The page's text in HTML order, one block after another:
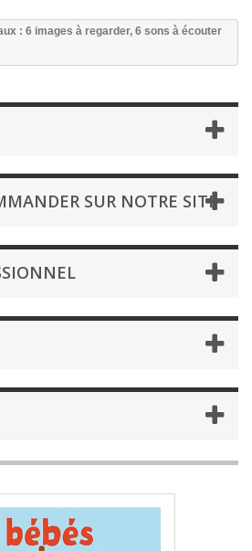
: 6 images à regarder, 6 sons à écouter
SUR NOTRE SITE